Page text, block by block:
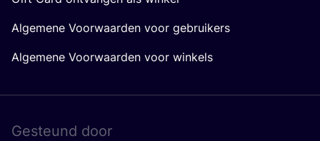
Algemene Voorwaarden voor gebruikers
Algemene Voorwaarden voor winkels
Gesteund door